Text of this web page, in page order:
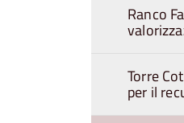
Ranco
Torre
per il